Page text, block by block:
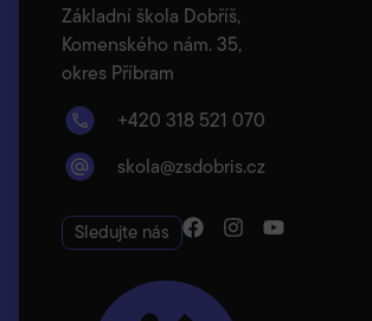
Základní škola Dobříš,
Komenského nám. 35,
okres Příbram
+420 318 521 070
skola@zsdobris.cz
Sledujte nás